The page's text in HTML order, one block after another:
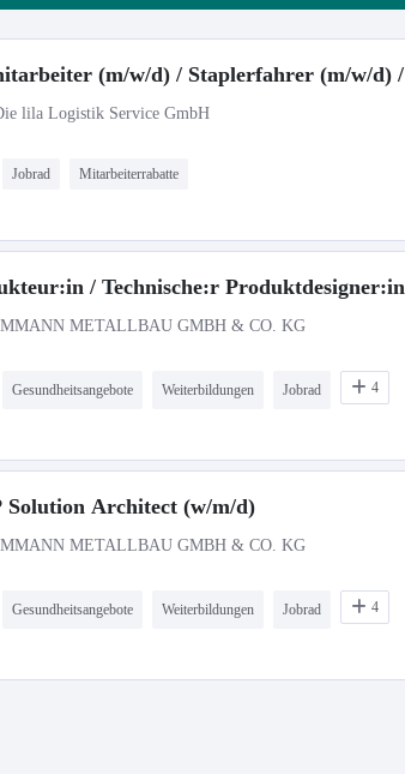
(m/w/d) / Staplerfahrer (m/w/d)
lila Logistik Service GmbH
Jobrad Mitarbeiterrabatte
/ Technische:r
METALLBAU GMBH & CO. KG
Gesundheitsangebote Weiterbildungen Jobrad 4
Solution Architect (w/m/d)
METALLBAU GMBH & CO. KG
Gesundheitsangebote Weiterbildungen Jobrad 4